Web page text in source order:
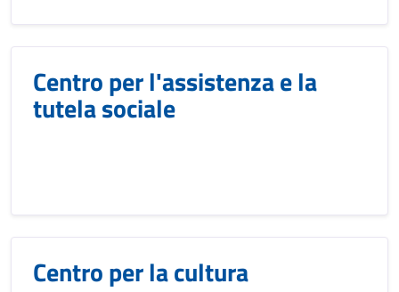
Centro per l'assistenza e la
tutela sociale
Centro per la cultura